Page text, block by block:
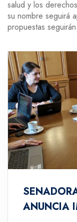
salud y los
su nombre seguirá
propuestas
ANUNCIA